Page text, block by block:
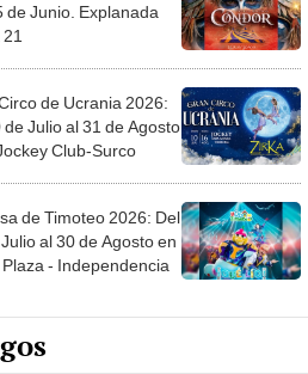
de Junio. Explanada
de Ucrania 2026:
de Julio al 31 de Agosto
Club-Surco
de Timoteo 2026: Del
al 30 de Agosto en
- Independencia